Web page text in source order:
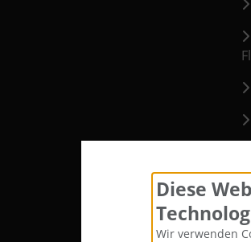
Diese
Wir verwenden